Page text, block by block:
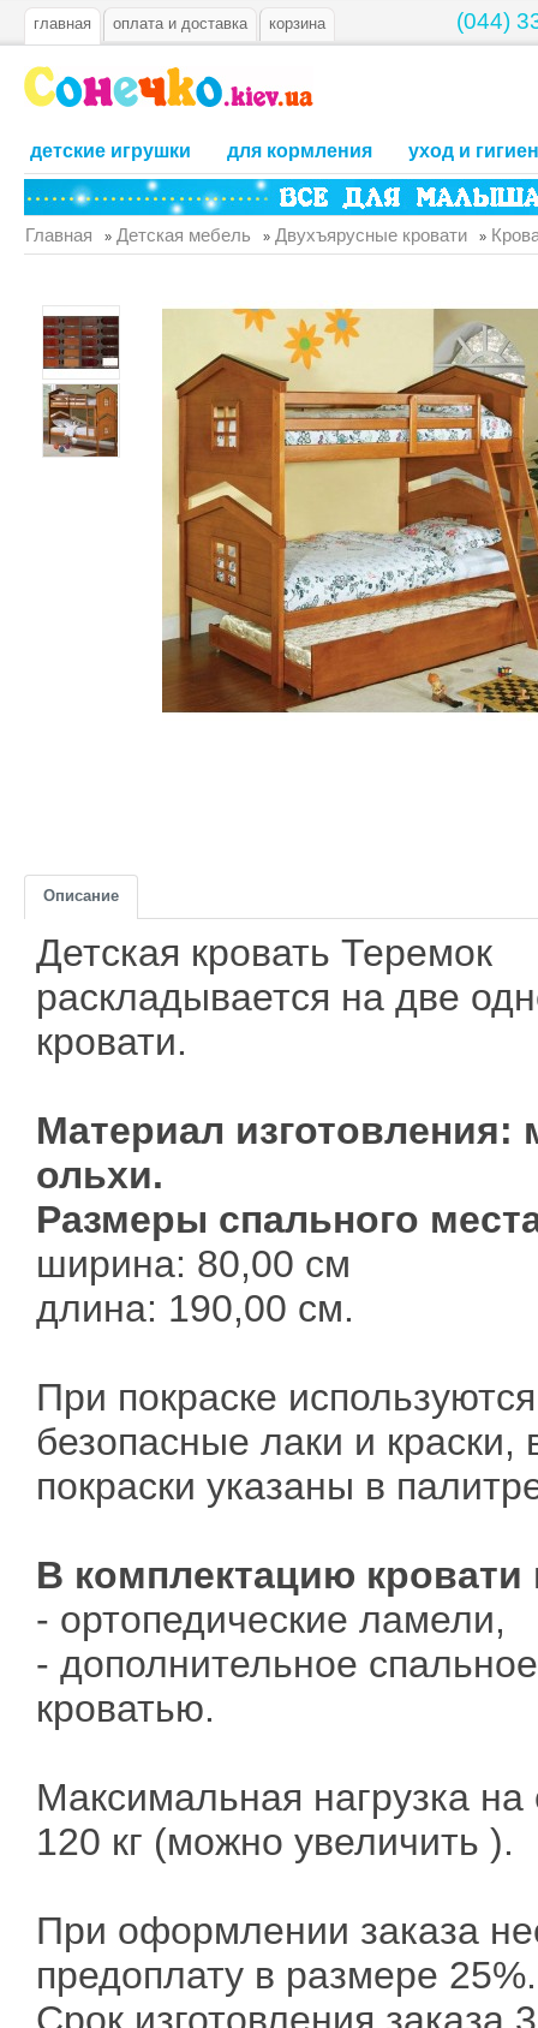
(044)
главная оплата и доставка корзина
детские игрушки для кормления уход и
Главная » Детская мебель » Двухъярусные кровати »
Описание
Детская кровать Теремок
раскладывается на две
кровати.
Материал изготовления:
ольхи.
Размеры спального
ширина: 80,00 см
длина: 190,00 см.
При покраске
безопасные лаки и
покраски указаны в
В комплектацию кровати
- ортопедические ламели,
- дополнительное
кроватью.
Максимальная нагрузка
120 кг (можно увеличить ).
При оформлении заказа
предоплату в размере 25%.